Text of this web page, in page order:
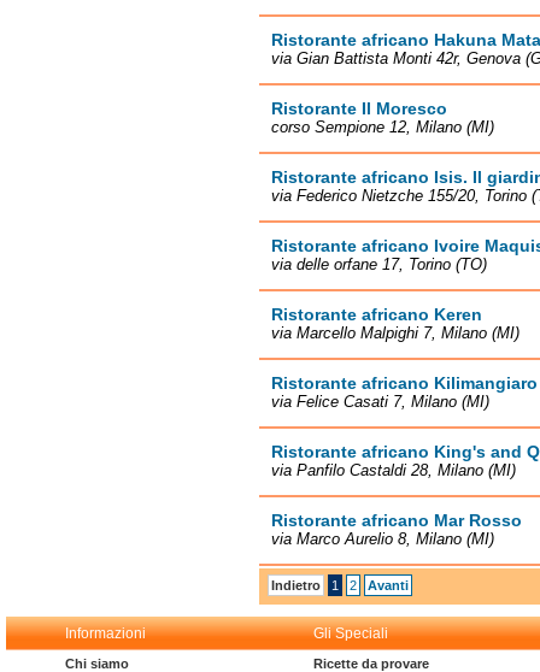
Ristorante africano Hakuna
via Gian Battista Monti 42r, Genova
Ristorante Il Moresco
corso Sempione 12, Milano (MI)
Ristorante africano Isis. Il
via Federico Nietzche 155/20, Torino
Ristorante africano Ivoire
via delle orfane 17, Torino (TO)
Ristorante africano Keren
via Marcello Malpighi 7, Milano (MI)
Ristorante africano Kilimangiaro
via Felice Casati 7, Milano (MI)
Ristorante africano King's and
via Panfilo Castaldi 28, Milano (MI)
Ristorante africano Mar Rosso
via Marco Aurelio 8, Milano (MI)
Indietro 1 2 Avanti
Informazioni Gli Speciali
Chi siamo
Ricette da provare